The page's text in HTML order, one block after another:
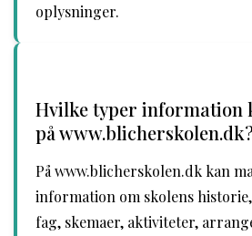
oplysninger.
Hvilke typer information
på
På www.blicherskolen.dk kan
information om skolens
fag, skemaer, aktiviteter,